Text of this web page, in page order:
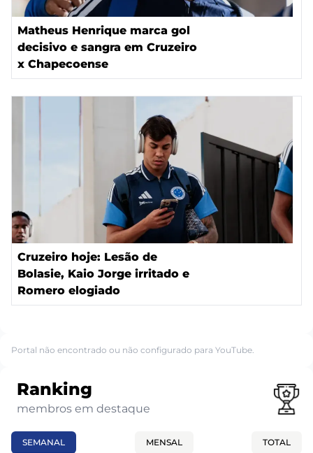
Matheus Henrique marca gol
decisivo e sangra em Cruzeiro
x Chapecoense
Cruzeiro hoje: Lesão de
Bolasie, Kaio Jorge irritado e
Romero elogiado
Portal não encontrado ou não configurado para YouTube.
Ranking
membros em destaque
SEMANAL MENSAL TOTAL